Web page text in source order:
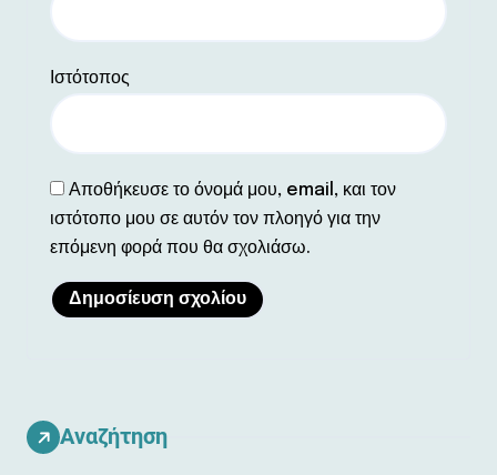
Ιστότοπος
Αποθήκευσε το όνομά μου, email, και τον
ιστότοπο μου σε αυτόν τον πλοηγό για την
επόμενη φορά που θα σχολιάσω.
Αναζήτηση